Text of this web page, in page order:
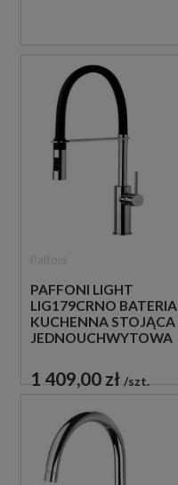
PAFFONI LIGHT
LIG179CRNO BATERIA
KUCHENNA STOJĄCA
JEDNOUCHWYTOWA
1 409,00 zł szt.